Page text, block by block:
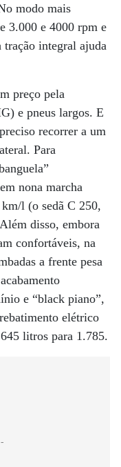
modo mais
3.000 e 4000 rpm e
tração integral ajuda
preço pela
e pneus largos. E
recorrer a um
Para
nona marcha
l (o sedã C 250,
disso, embora
confortáveis, na
a frente pesa
e “black piano”,
elétrico
litros para 1.785.